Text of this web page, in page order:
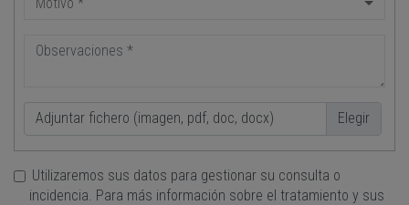
Adjuntar fichero (imagen, pdf, doc, docx)
Utilizaremos sus datos para gestionar su consulta o
incidencia. Para más información sobre el tratamiento y sus